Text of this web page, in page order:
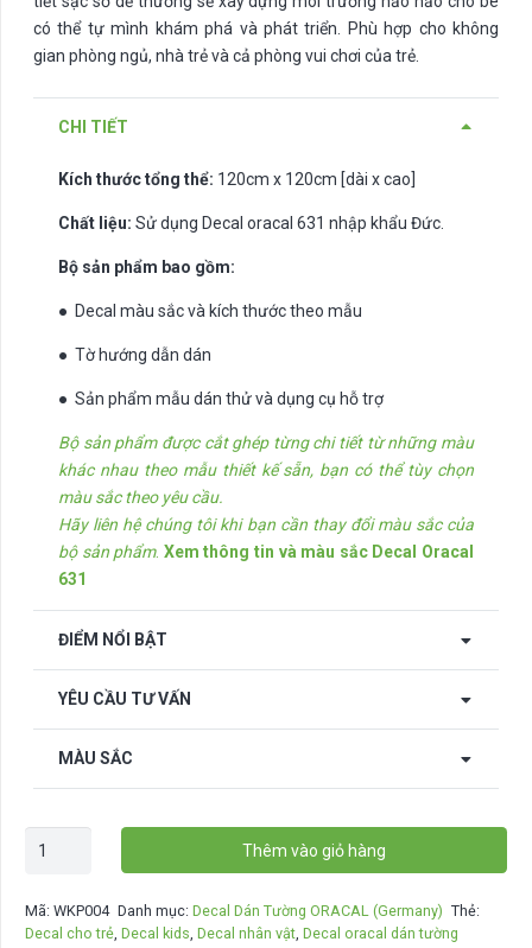
có thể tự mình khám phá và phát triển. Phù hợp cho không
gian phòng ngủ, nhà trẻ và cả phòng vui chơi của trẻ.
CHI TIẾT
Kích thước tổng thể: 120cm x 120cm [dài x cao]
Chất liệu: Sử dụng Decal oracal 631 nhập khẩu Đức.
Bộ sản phẩm bao gồm:
● Decal màu sắc và kích thước theo mẫu
● Tờ hướng dẫn dán
● Sản phẩm mẫu dán thử và dụng cụ hỗ trợ
Bộ sản phẩm được cắt ghép từng chi tiết từ những màu
khác nhau theo mẫu thiết kế sẵn, bạn có thể tùy chọn
màu sắc theo yêu cầu.
Hãy liên hệ chúng tôi khi bạn cần thay đổi màu sắc của
bộ sản phẩm. Xem thông tin và màu sắc Decal Oracal
631
ĐIỂM NỔI BẬT
YÊU CẦU TƯ VẤN
MÀU SẮC
Decal
Flying
Thêm vào giỏ hàng
Mã: WKP004 Danh mục:Decal Dán Tường ORACAL (Germany) Thẻ:
Decal cho trẻ Decal kids Decal nhân vật Decal oracal dán tường